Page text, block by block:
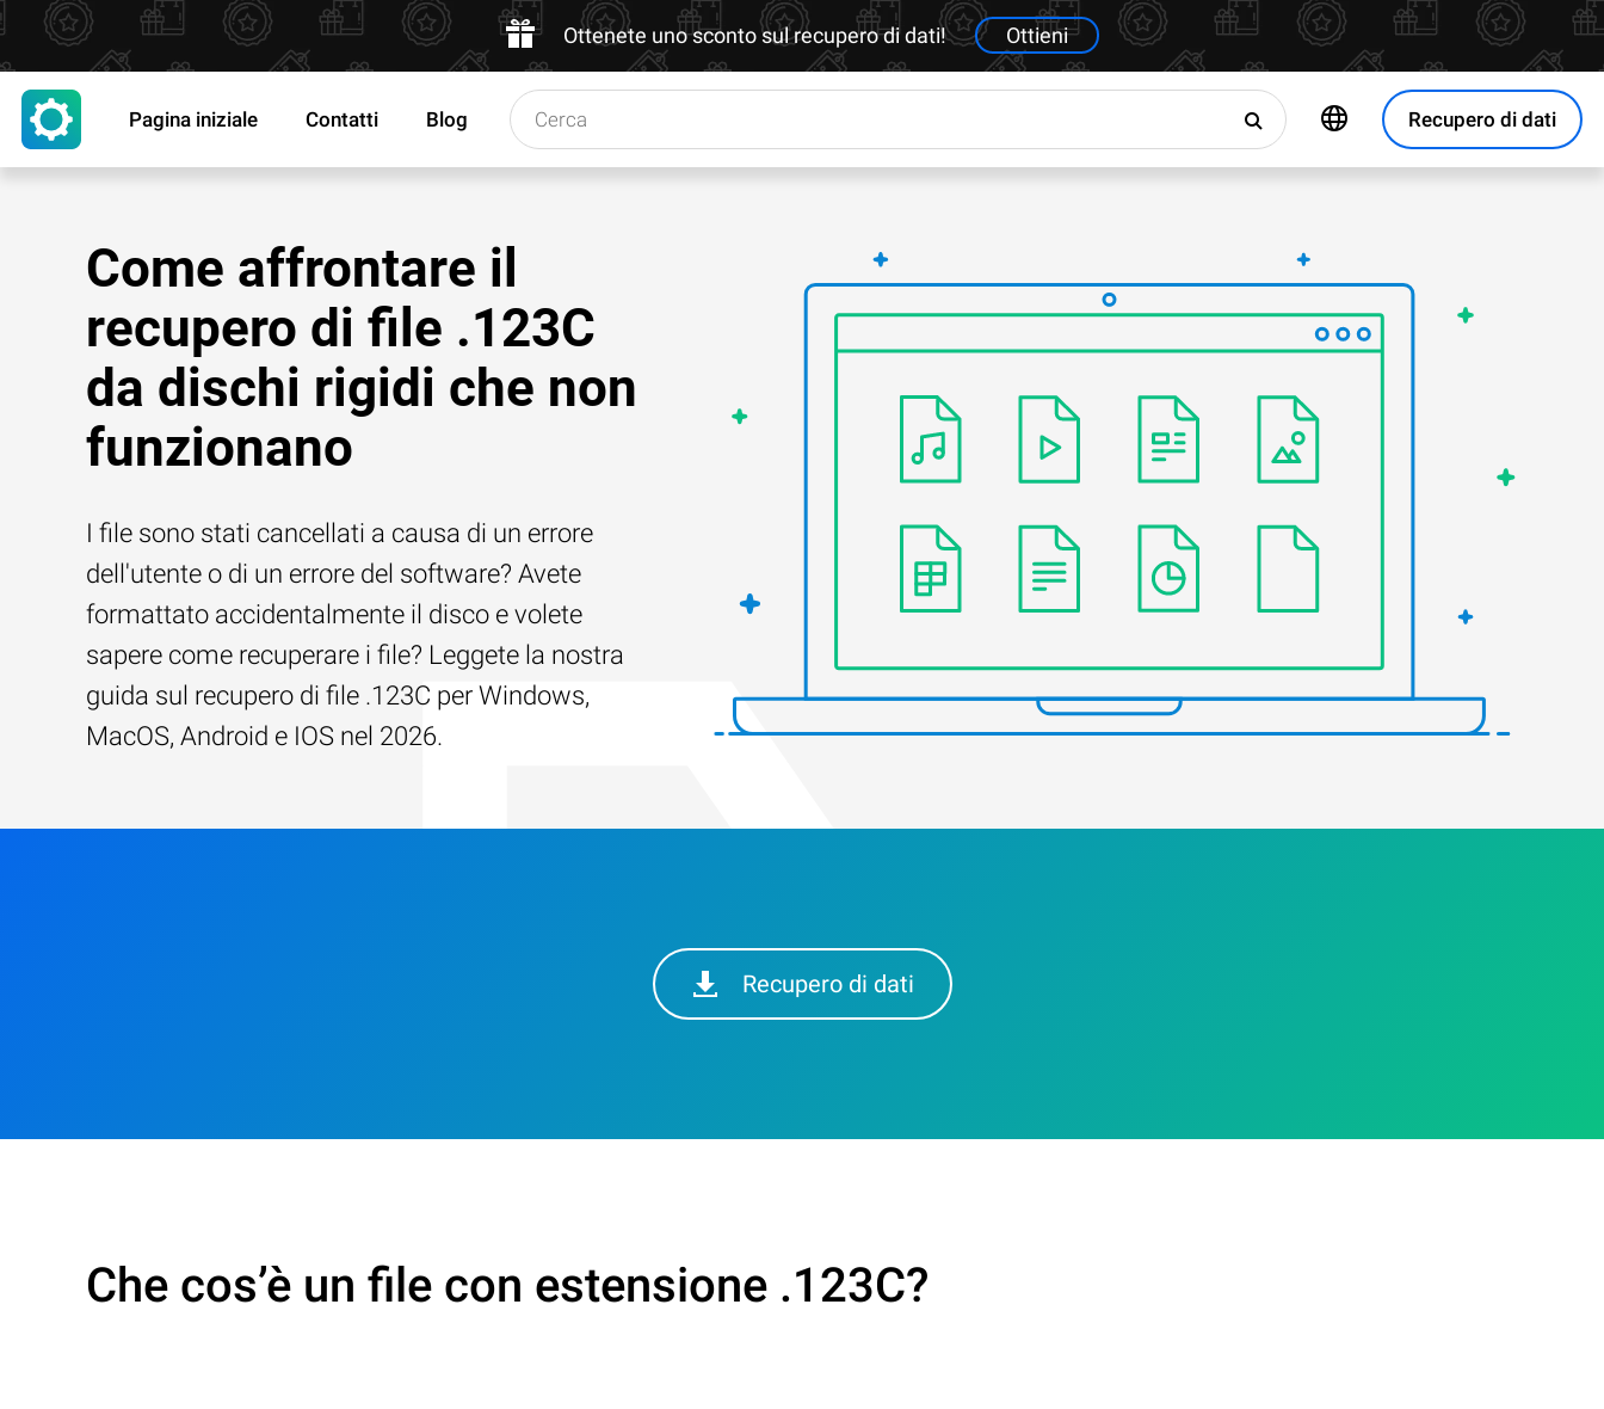
Ottenete uno sconto sul recupero di dati! Ottieni
Recupero di dati
Pagina iniziale Contatti Blog
Come affrontare il
recupero di file .123C
da dischi rigidi che non
funzionano
I file sono stati cancellati a causa di un errore
dell'utente o di un errore del software? Avete
formattato accidentalmente il disco e volete
sapere come recuperare i file? Leggete la nostra
guida sul recupero di file .123C per Windows,
MacOS, Android e IOS nel 2026.
Recupero di dati
Che cos’è un file con estensione .123C?